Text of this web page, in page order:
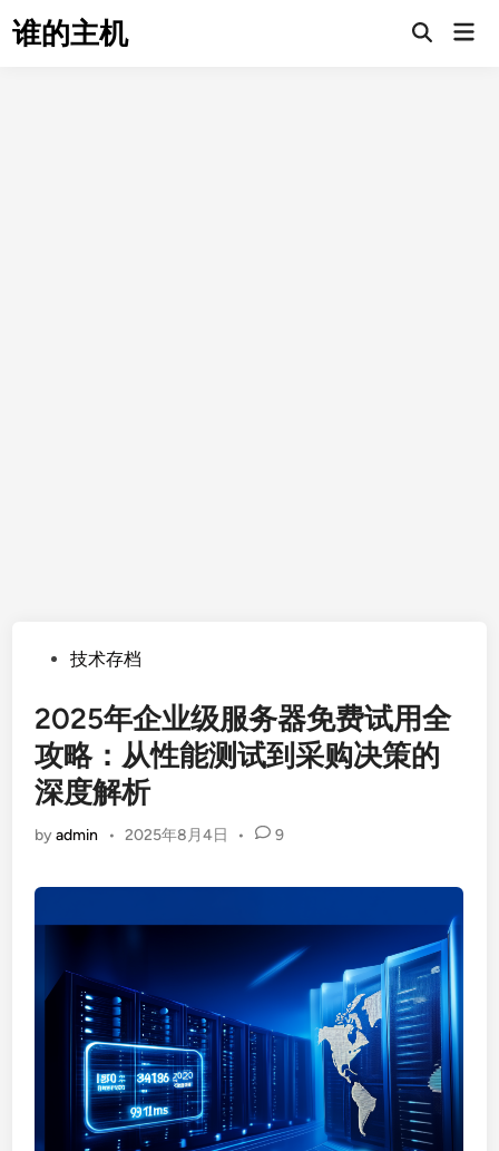
to谁的主机
Open
Posted技术存档
2025年企业级服务器免费试用全
攻略：从性能测试到采购决策的
深度解析
byadmin • 2025年8月4日 • 9